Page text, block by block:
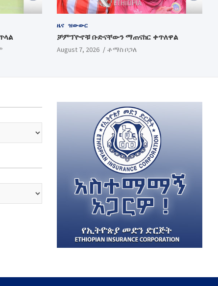
ዜና ዝውውር
ቻምፕዮኖቹ ቡድናቸውን ማጠናከር ቀጥለዋል
August 7, 2026 ቶማስ ቦጋለ